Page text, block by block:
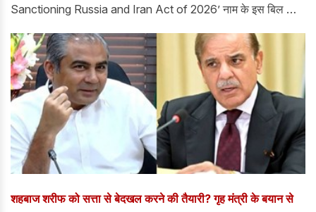
Sanctioning Russia and Iran Act of 2026’ नाम के इस बिल को
शहबाज शरीफ को सत्ता से बेदखल करने की तैयारी? गृह मंत्री के बयान से